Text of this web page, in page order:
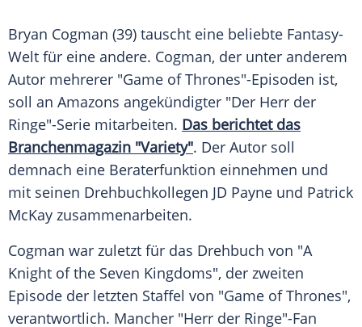
Bryan Cogman (39) tauscht eine beliebte Fantasy-
Welt für eine andere. Cogman, der unter anderem
Autor mehrerer "Game of Thrones"-Episoden ist,
soll an Amazons angekündigter "Der Herr der
Ringe"-Serie mitarbeiten. Das berichtet das
Branchenmagazin "Variety". Der Autor soll
demnach eine Beraterfunktion einnehmen und
mit seinen Drehbuchkollegen JD Payne und Patrick
McKay zusammenarbeiten.
Cogman war zuletzt für das Drehbuch von "A
Knight of the Seven Kingdoms", der zweiten
Episode der letzten Staffel von "Game of Thrones",
verantwortlich. Mancher "Herr der Ringe"-Fan